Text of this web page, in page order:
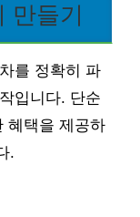
만들기
를 정확히 파
입니다. 단순
혜택을 제공하
.